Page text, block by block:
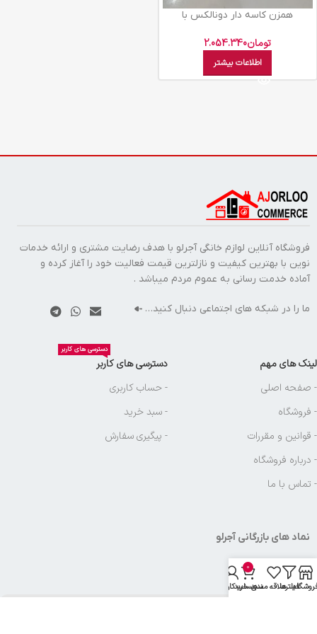
همزن کاسه دار دونالکس با
تومان2.054.340
اطلاعات بیشتر
فروشگاه آنلاین لوازم خانگی آجرلو با هدف رضایت مشتری و ارائه خدمات
نوین با بهترین کیفیت و نازلترین قیمت فعالیت خود را آغاز کرده و
آماده خدمت رسانی به عموم مردم میباشد .
ما را در شبکه های اجتماعی دنبال کنید…
لینک های مهم
- صفحه اصلی
- فروشگاه
- قوانین و مقررات
- درباره فروشگاه
- تماس با ما
دسترسی های کاربر
دسترسی های کاربر
- حساب کاربری
- سبد خرید
- پیگیری سفارش
نماد های بازرگانی آجرلو
فیلترهاعلاقه مندی
0
سبد خرید
حساب کاربری من